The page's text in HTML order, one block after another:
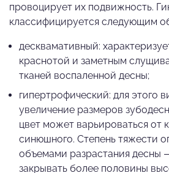
провоцирует их подвижность.
классифицируется следующим
десквамативный:
краснотой и заметным
тканей воспаленной десны;
гипертрофический: для этого
увеличение размеров
цвет может варьироваться от
синюшного. Степень тяжести
объемами разрастания десны
закрывать более половины